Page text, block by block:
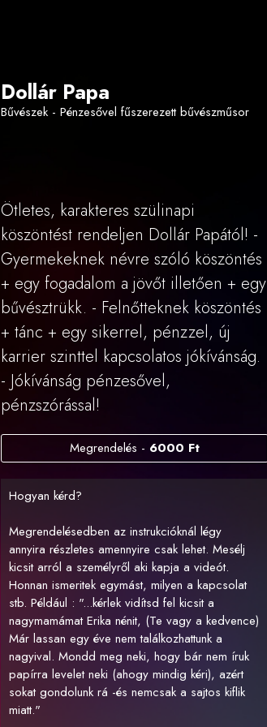
Dollár Papa
Bűvészek - Pénzesővel fűszerezett bűvészműsor
Ötletes, karakteres szülinapi
köszöntést rendeljen Dollár Papától! -
Gyermekeknek névre szóló köszöntés
+ egy fogadalom a jövőt illetően + egy
bűvésztrükk. - Felnőtteknek köszöntés
+ tánc + egy sikerrel, pénzzel, új
karrier szinttel kapcsolatos jókívánság.
- Jókívánság pénzesővel,
pénzszórással!
Megrendelés - 6000 Ft
Hogyan kérd?
Megrendelésedben az instrukcióknál légy
annyira részletes amennyire csak lehet. Mesélj
kicsit arról a személyről aki kapja a videót.
Honnan ismeritek egymást, milyen a kapcsolat
stb. Például : "...kérlek vidítsd fel kicsit a
nagymamámat Erika nénit, (Te vagy a kedvence)
Már lassan egy éve nem találkozhattunk a
nagyival. Mondd meg neki, hogy bár nem íruk
papírra levelet neki (ahogy mindig kéri), azért
sokat gondolunk rá -és nemcsak a sajtos kiflik
miatt."